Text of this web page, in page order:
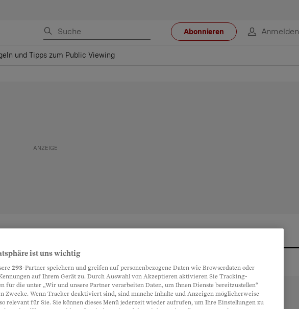
Abonnieren Anmelden
und Tipps zum Public Viewing
ist
in die Nacht. Der
ist uns wichtig
293-Partner speichern und greifen auf personenbezogene Daten wie Browserdaten oder
auf Ihrem Gerät zu. Durch Auswahl von Akzeptieren aktivieren Sie Tracking-
für die unter „Wir und unsere Partner verarbeiten Daten, um Ihnen Dienste bereitzustellen“
Zwecke. Wenn Tracker deaktiviert sind, sind manche Inhalte und Anzeigen möglicherweise
relevant für Sie. Sie können dieses Menü jederzeit wieder aufrufen, um Ihre Einstellungen zu